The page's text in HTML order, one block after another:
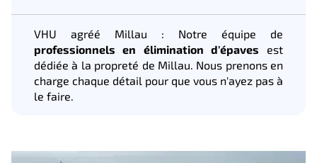
VHU agréé Millau : Notre équipe de
professionnels en élimination d'épaves est
dédiée à la propreté de Millau. Nous prenons en
charge chaque détail pour que vous n'ayez pas à
le faire.